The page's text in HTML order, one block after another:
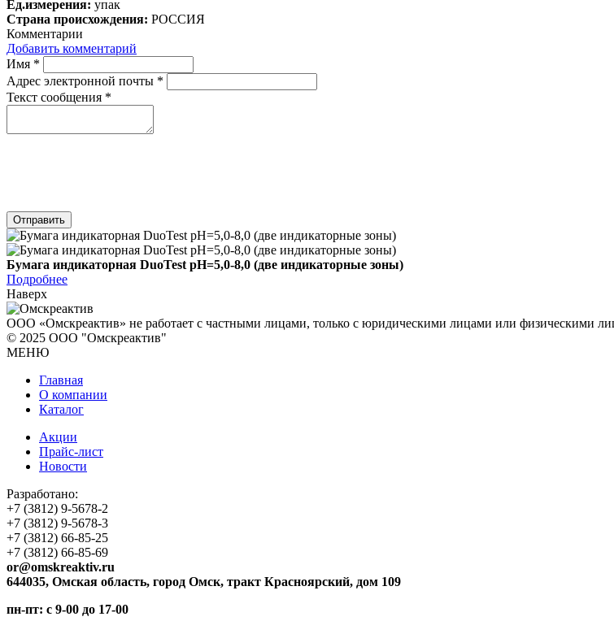
Ед.измерения: упак
Страна происхождения: РОССИЯ
Комментарии
Добавить комментарий
Имя *
Адрес электронной почты *
Текст сообщения *
Отправить
Бумага индикаторная DuoTest рН=5,0-8,0 (две индикаторные зоны)
Подробнее
Наверх
ООО «Омскреактив» не работает с частными лицами, только с юридическими лицами или физическими
© 2025 ООО "Омскреактив"
МЕНЮ
Главная
О компании
Каталог
Акции
Прайс-лист
Новости
Разработано:
+7 (3812) 9-5678-2
+7 (3812) 9-5678-3
+7 (3812) 66-85-25
+7 (3812) 66-85-69
or@omskreaktiv.ru
644035, Омская область, город Омск, тракт Красноярский, дом 109
пн-пт: с 9-00 до 17-00